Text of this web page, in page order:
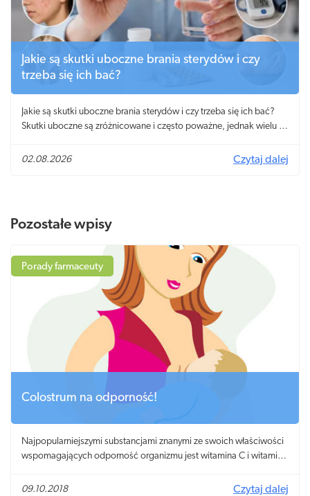
Jakie są skutki uboczne brania sterydów i czy
trzeba się ich bać?
Jakie są skutki uboczne brania sterydów i czy trzeba się ich bać?
Skutki uboczne są zróżnicowane i często poważne, jednak wielu z
02.08.2026
Czytaj dalej
Pozostałe wpisy
Porady farmaceuty
Colostrum na odporność!
Najpopularniejszymi substancjami znanymi ze swoich właściwości
wspomagających odporność organizmu jest witamina C i witamina
że jest jeszcze jeden naturalny składnik, który pobudza pracę
09.10.2018 Czytaj dalej